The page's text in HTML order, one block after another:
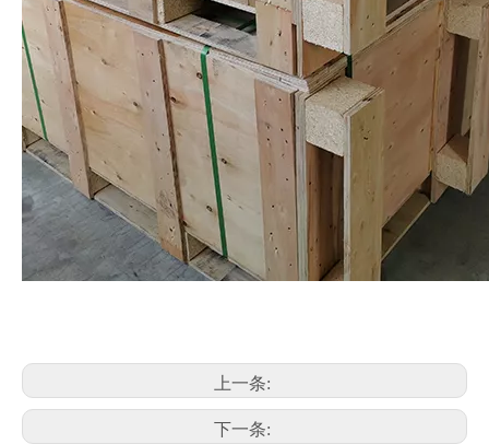
上一条:
下一条: